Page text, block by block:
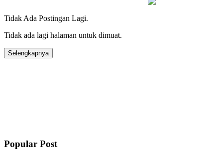
Tidak Ada Postingan Lagi.
Tidak ada lagi halaman untuk dimuat.
Selengkapnya
Popular Post